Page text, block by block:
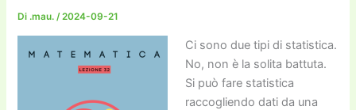
Di .mau./2024-09-21
Ci sono due tipi di statistica.
No, non è la solita battuta.
Si può fare statistica
raccogliendo dati da una